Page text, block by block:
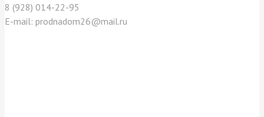
8 (928) 014-22-95
E-mail: prodnadom26@mail.ru